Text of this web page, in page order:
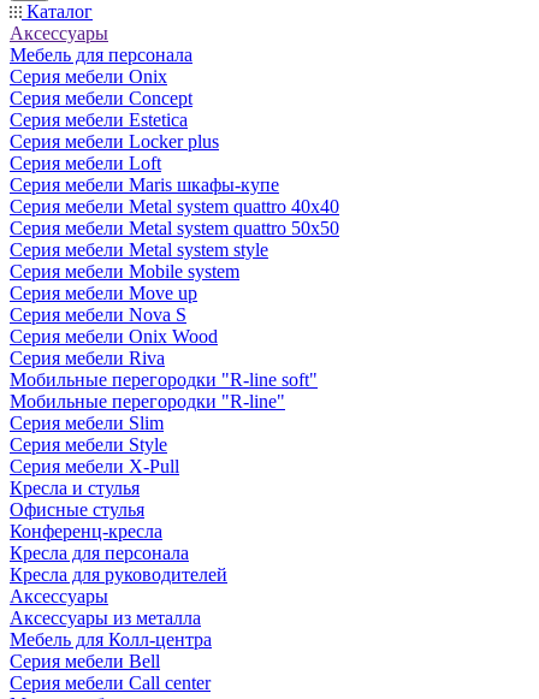
Каталог
Аксессуары
Мебель для персонала
Серия мебели Onix
Серия мебели Concept
Серия мебели Estetica
Серия мебели Locker plus
Серия мебели Loft
Серия мебели Maris шкафы-купе
Серия мебели Metal system quattro 40x40
Серия мебели Metal system quattro 50x50
Серия мебели Metal system style
Серия мебели Mobile system
Серия мебели Move up
Серия мебели Nova S
Серия мебели Onix Wood
Серия мебели Riva
Мобильные перегородки "R-line soft"
Мобильные перегородки "R-line"
Серия мебели Slim
Серия мебели Style
Серия мебели X-Pull
Кресла и стулья
Офисные стулья
Конференц-кресла
Кресла для персонала
Кресла для руководителей
Аксессуары
Аксессуары из металла
Мебель для Колл-центра
Серия мебели Bell
Серия мебели Call center